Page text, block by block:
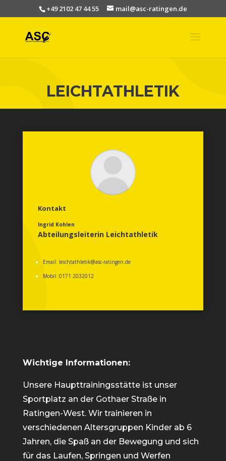
+49 2102 47 44 55 mail@asc-ratingen.de
LEICHTATHLETIK
Kontakt
Ingrid Kohlen
Abteilungsleiterin Leichtathletik
Email: leichtathletik@asc-ratingen.de
Mobil: 0171 2032012
Wichtige Informationen:
Unsere Haupttrainingsstätte ist unser
Sportplatz an der Gothaer Straße in
Ratingen-West. Wir trainieren in
verschiedenen Altersgruppen Kinder ab 6
Jahren, die Spaß an der Bewegung und sich
für das Laufen, Springen und Werfen